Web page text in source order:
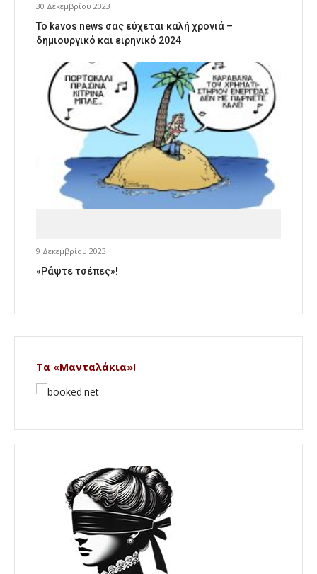
30 Δεκεμβρίου 2023
Το kavos news σας εύχεται καλή χρονιά –
δημιουργικό και ειρηνικό 2024
9 Δεκεμβρίου 2023
«Ράψτε τσέπες»!
Τα «Μανταλάκια»!